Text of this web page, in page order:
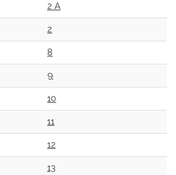
2 A
2
8
9
10
11
12
13